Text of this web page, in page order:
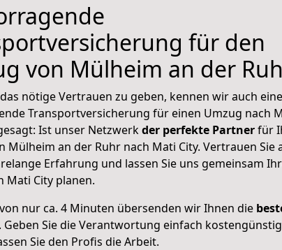
für den
von Mülheim an der
nötige Vertrauen zu geben, kennen wir auch eine
Transportversicherung für einen Umzug nach
Ist unser Netzwerkder perfekte Partnerfür
Mülheim an der Ruhr nach Mati City. Vertrauen Sie
Erfahrung und lassen Sie uns gemeinsam
Mati City planen.
nur ca. 4 Minuten übersenden wir Ihnen die
. Geben Sie die Verantwortung einfach
Sie den Profis die Arbeit.